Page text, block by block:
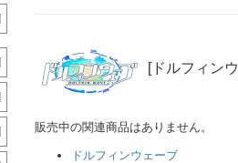
[ドルフィン
販売中の関連商品はありません。
ドルフィンウェーブ